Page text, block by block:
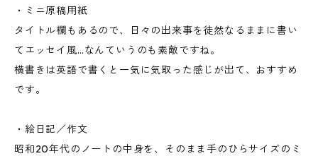
・ミニ原稿用紙
タイトル欄もあるので、日々の出来事を徒然なるままに書い
てエッセイ風…なんていうのも素敵ですね。
横書きは英語で書くと一気に気取った感じが出て、おすすめ
です。
・絵日記／作文
昭和20年代のノートの中身を、そのまま手のひらサイズのミ